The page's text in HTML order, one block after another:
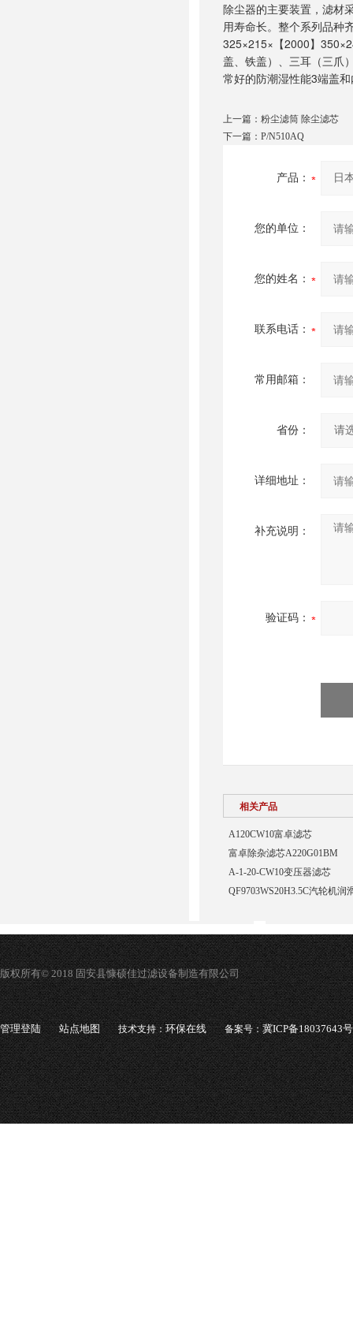
除尘器的主要装置，滤材
用寿命长。整个系列品种
325×215×【2000】
盖、铁盖）、三耳（三爪
常好的防潮湿性能3端盖
上一篇： 粉尘滤筒 除尘滤芯
下一篇： P/N510AQ
产品：
您的单位：
您的姓名：
联系电话：
常用邮箱：
省份：
详细地址：
补充说明：
验证码：
相关产品
A120CW10富卓滤芯
富卓除杂滤芯A220G01BM
A-1-20-CW10变压器滤芯
QF9703WS20H3.5C汽轮机润
版权所有© 2018 固安县慷硕佳过滤设备制造有限公司
管理登陆 站点地图 技术支持：环保在线 备案号：冀ICP备18037643